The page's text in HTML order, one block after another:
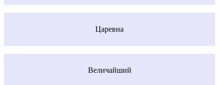
Царевна
Величайший